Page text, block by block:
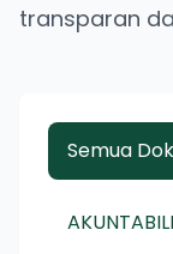
transparan
Semua